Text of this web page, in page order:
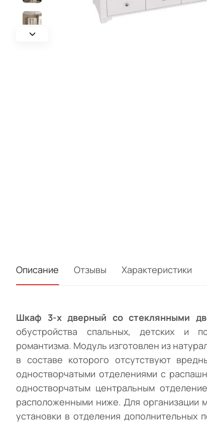
Описание Отзывы Характеристики
Шкаф 3-х дверный со стеклянными
обустройства спальных, детских и
романтизма. Модуль изготовлен из
в составе которого отсутствуют
одностворчатыми отделениями с
одностворчатым центральным
расположенными ниже. Для организации
установки в отделения